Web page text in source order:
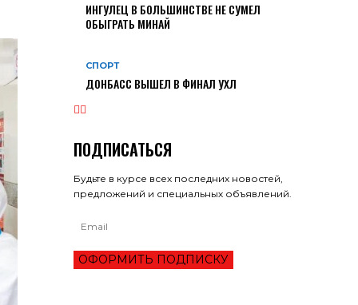
ИНГУЛЕЦ В БОЛЬШИНСТВЕ НЕ СУМЕЛ
ОБЫГРАТЬ МИНАЙ
СПОРТ
ДОНБАСС ВЫШЕЛ В ФИНАЛ УХЛ
ПОДПИСАТЬСЯ
Будьте в курсе всех последних новостей,
предложений и специальных объявлений.
ОФОРМИТЬ ПОДПИСКУ